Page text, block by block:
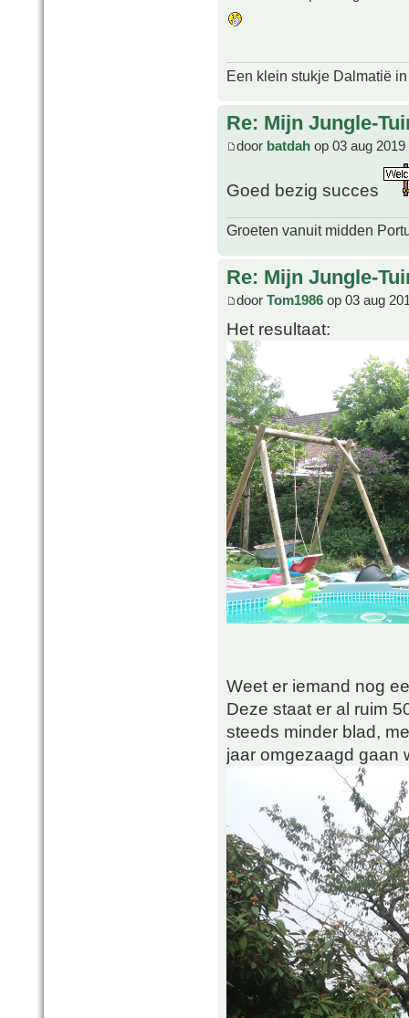
Een klein stukje Dalmatië
Re: Mijn Jungle-
door batdah op 03 aug 2019
Goed bezig succes
Groeten vanuit midden
Re: Mijn Jungle-
door Tom1986 op 03 aug
Het resultaat:
Weet er iemand nog
Deze staat er al ruim
steeds minder blad,
jaar omgezaagd gaan